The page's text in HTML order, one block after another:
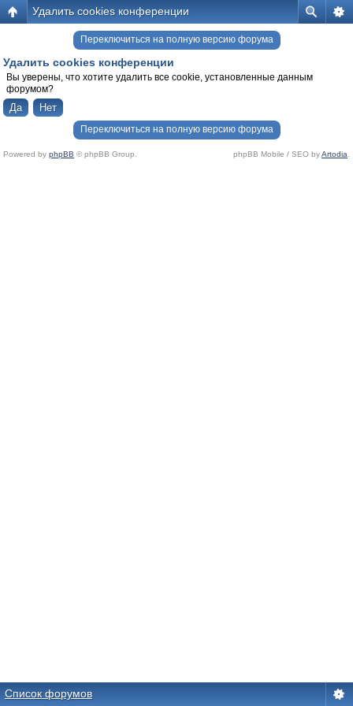
Удалить cookies конференции
Переключиться на полную версию форума
Удалить cookies конференции
Вы уверены, что хотите удалить все cookie, установленные данным
форумом?
Переключиться на полную версию форума
Powered by phpBB © phpBB Group. phpBB Mobile / SEO byArtodia
Список форумов